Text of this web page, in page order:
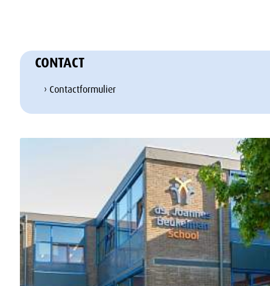
CONTACT
› Contactformulier